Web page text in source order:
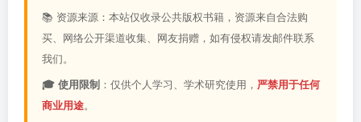
📚 资源来源：本站仅收录公共版权书籍，资源来自合法购
买、网络公开渠道收集、网友捐赠，如有侵权请发邮件联系
我们。
🎓 使用限制 ：仅供个人学习、学术研究使用， 严禁用于任何
商业用途。